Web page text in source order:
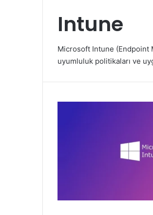
Intune
Microsoft Intune (Endpoint
uyumluluk politikaları ve